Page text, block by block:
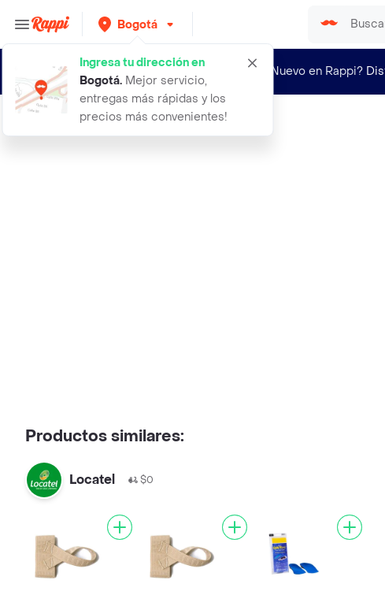
Bogotá
Ingresa tu dirección en
Bogotá. Mejor servicio,
entregas más rápidas y los
precios más convenientes!
¿Nuevo en Rappi?
tulis plantillas arco diamondback t
Productos similares:
Locatel $0